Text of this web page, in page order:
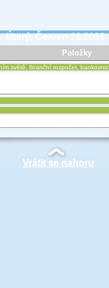
Úterý, Červen 16 2026
Položky
světě, finanční rozpočet,
Vrátit se nahoru